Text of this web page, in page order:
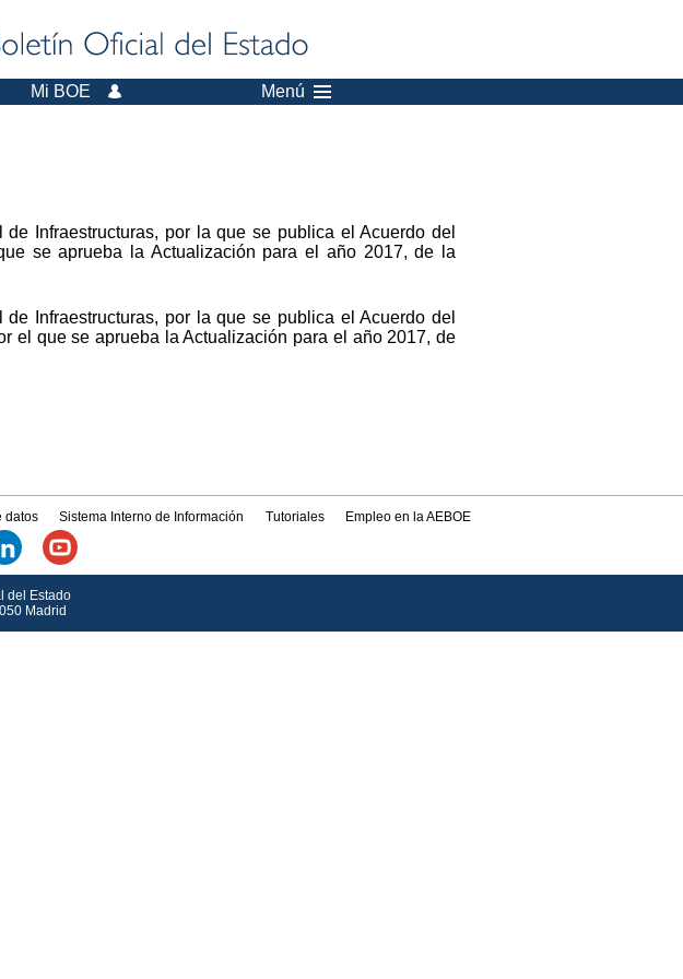
Mi BOE Menú
Infraestructuras, por la que se publica el Acuerdo del
se aprueba la Actualización para el año 2017, de la
Infraestructuras, por la que se publica el Acuerdo del
el que se aprueba la Actualización para el año 2017, de
datos Sistema Interno de Información Tutoriales Empleo en la AEBOE
del Estado
Madrid